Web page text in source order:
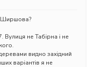
Ширшова?
не Табірна і не
видно західний
варіантів я не